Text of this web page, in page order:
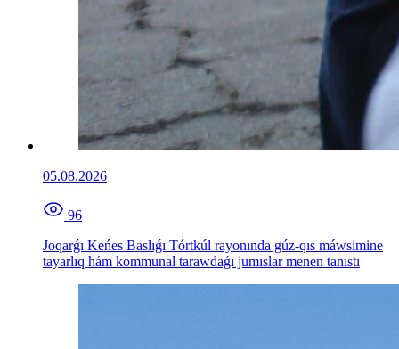
05.08.2026
96
Joqarǵı Keńes Baslıǵı Tórtkúl rayonında gúz-qıs máwsimine
tayarlıq hám kommunal tarawdaǵı jumıslar menen tanıstı